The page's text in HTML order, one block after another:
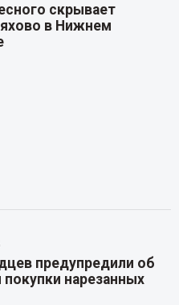
скрывает
в Нижнем
предупредили об
покупки нарезанных